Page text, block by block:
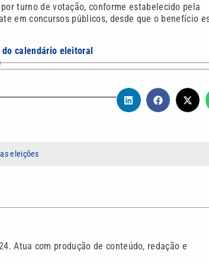
turno de votação, conforme estabelecido pela
em concursos públicos, desde que o benefício
calendário eleitoral
eleições
Atua com produção de conteúdo, redação e